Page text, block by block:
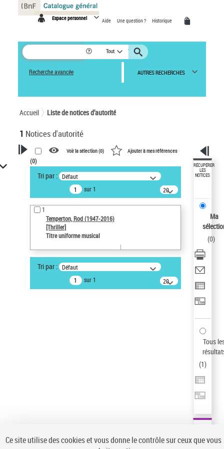
Espace personnel Aide Une question ? Historique
Tout
Recherche avancée AUTRES RECHERCHES
Accueil Liste de notices d’autorité
1 Notices d'autorité
VOTRE RECHERCHE
Recherche avancée dans les
notices d’autorité
Œuvres liées à l'auteur :
Temperton, Rod (1947-2016)
Type de notice d'autorité
Type de notice d'autorité
Voir la sélection (0) Ajouter à mes références
(0)
Tri par : Défaut
sur 1
20
résultats/page
1
Temperton, Rod (1947-2016)
[Thriller]
Titre uniforme musical
Tri par : Défaut
sur 1
20
résultats/page
RÉCUPÉRER
LES
NOTICES
Ma
(0)
Tous
(1)
Panneau de gestion des cookies
Ce site utilise des cookies et vous donne le contrôle sur ceux que vous